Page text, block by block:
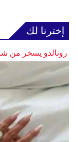
إخترنا لك
رونالدو يسخر من